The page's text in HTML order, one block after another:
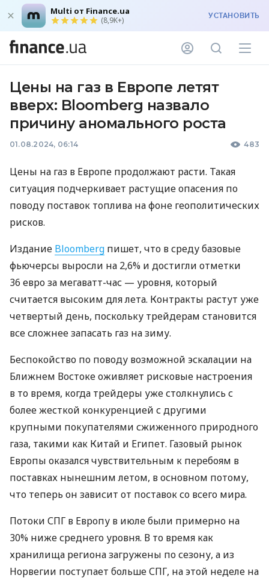
Multi от Finance.ua
(8,9K+) УСТАНОВИТЬ
Цены на газ в Европе летят
вверх: Bloomberg назвало
причину аномального роста
01.08.2024, 06:14 483
Цены на газ в Европе продолжают расти. Такая
ситуация подчеркивает растущие опасения по
поводу поставок топлива на фоне геополитических
рисков.
Издание Bloomberg пишет, что в среду базовые
фьючерсы выросли на 2,6% и достигли отметки
36 евро за мегаватт-час — уровня, который
считается высоким для лета. Контракты растут уже
четвертый день, поскольку трейдерам становится
все сложнее запасать газ на зиму.
Беспокойство по поводу возможной эскалации на
Ближнем Востоке оживляет рисковые настроения
в то время, когда трейдеры уже столкнулись с
более жесткой конкуренцией с другими
крупными покупателями сжиженного природного
газа, такими как Китай и Египет. Газовый рынок
Европы оказался чувствительным к перебоям в
поставках нынешним летом, в основном потому,
что теперь он зависит от поставок со всего мира.
Потоки СПГ в Европу в июле были примерно на
30% ниже среднего уровня. В то время как
хранилища региона загружены по сезону, а из
Норвегии поступает больше СПГ, на этой неделе на